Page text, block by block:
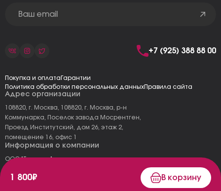
1 800₽ В корзину
Адрес организации
108820, г. Москва, 108820, г. Москва, р-н
Коммунарка, Поселок завода Мосрентген,
Проезд Институтский, дом 26, этаж 2,
помещение 16, офис 1
Информация о компании
ООО "Тоскана"
КПП: 775101001
+7 (925) 388 88 00
Покупка и оплата Гарантии
Политика обработки персональных данныхПравила сайта